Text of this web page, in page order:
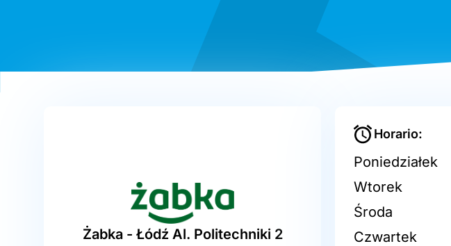
Żabka - Łódź Al. Politechniki 2
Horario:
Poniedziałek
Wtorek
Środa
Czwartek